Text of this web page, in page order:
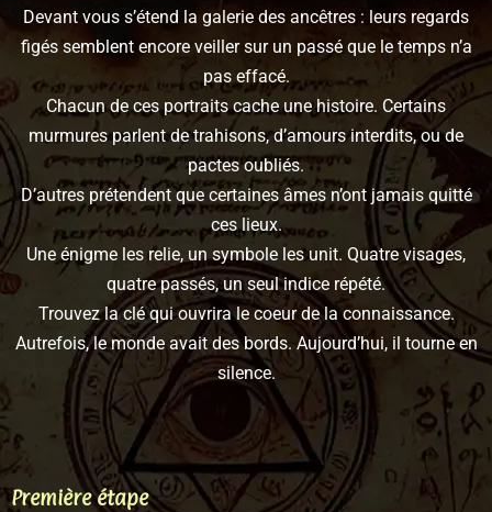
Devant vous s’étend la galerie des ancêtres : leurs regards
figés semblent encore veiller sur un passé que le temps n’a
pas effacé.
Chacun de ces portraits cache une histoire. Certains
murmures parlent de trahisons, d’amours interdits, ou de
pactes oubliés.
D’autres prétendent que certaines âmes n’ont jamais quitté
ces lieux.
Une énigme les relie, un symbole les unit. Quatre visages,
quatre passés, un seul indice répété.
Trouvez la clé qui ouvrira le coeur de la connaissance.
Autrefois, le monde avait des bords. Aujourd’hui, il tourne en
silence.
Première étape